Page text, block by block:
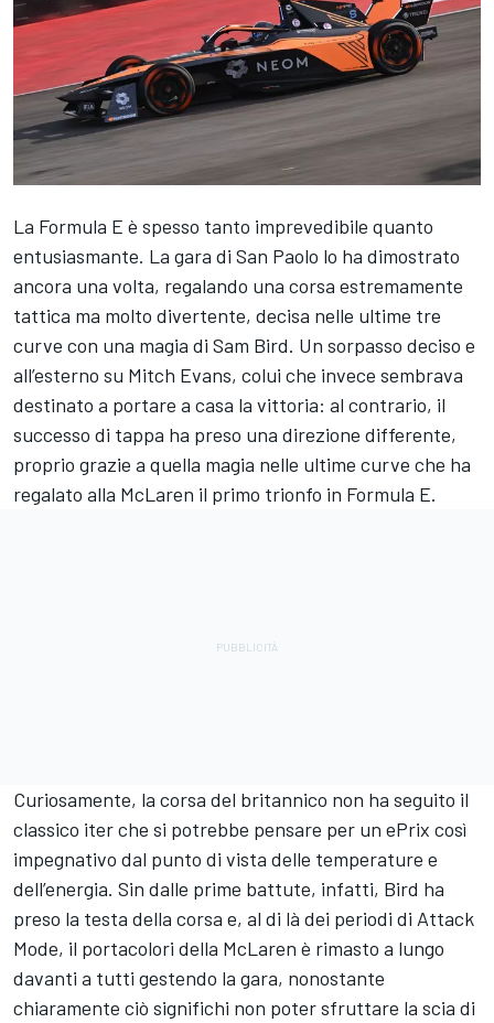
La Formula E è spesso tanto imprevedibile quanto
entusiasmante. La gara di San Paolo lo ha dimostrato
ancora una volta, regalando una corsa estremamente
tattica ma molto divertente, decisa nelle ultime tre
curve con una magia di Sam Bird. Un sorpasso deciso e
all’esterno su Mitch Evans, colui che invece sembrava
destinato a portare a casa la vittoria: al contrario, il
successo di tappa ha preso una direzione differente,
proprio grazie a quella magia nelle ultime curve che ha
regalato alla McLaren il primo trionfo in Formula E.
Curiosamente, la corsa del britannico non ha seguito il
classico iter che si potrebbe pensare per un ePrix così
impegnativo dal punto di vista delle temperature e
dell’energia. Sin dalle prime battute, infatti, Bird ha
preso la testa della corsa e, al di là dei periodi di Attack
Mode, il portacolori della McLaren è rimasto a lungo
davanti a tutti gestendo la gara, nonostante
chiaramente ciò significhi non poter sfruttare la scia di